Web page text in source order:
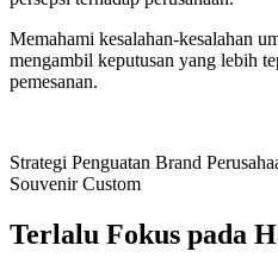
Memahami kesalahan-kesalahan
mengambil keputusan yang lebih
pemesanan.
Strategi Penguatan Brand
Souvenir Custom
Terlalu Fokus pada